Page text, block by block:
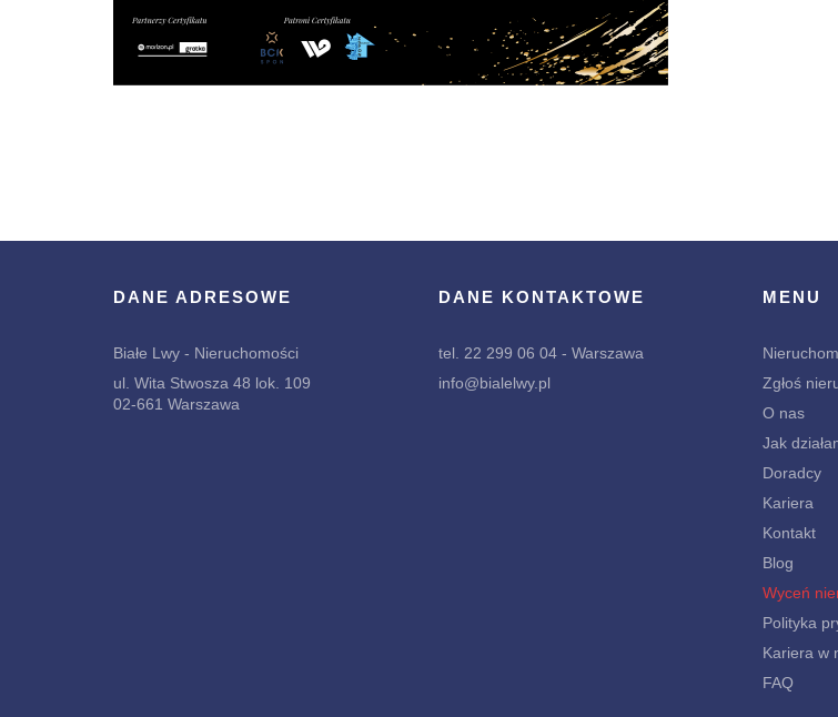
DANE ADRESOWE
Białe Lwy - Nieruchomości
ul. Wita Stwosza 48 lok. 109
02-661 Warszawa
DANE KONTAKTOWE
tel. 22 299 06 04 - Warszawa
info@bialelwy.pl
MENU
Zgłoś
O nas
Jak
Doradcy
Kariera
Kontakt
Blog
Wyceń
Polityka
Kariera w
FAQ